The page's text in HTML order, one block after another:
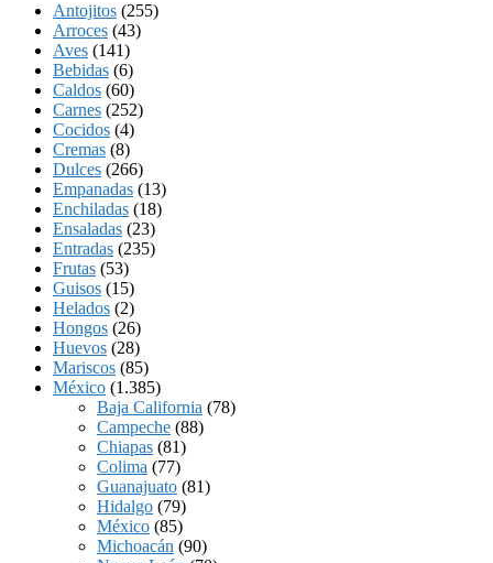
Antojitos (255)
Arroces (43)
Aves (141)
Bebidas (6)
Caldos (60)
Carnes (252)
Cocidos (4)
Cremas (8)
Dulces (266)
Empanadas (13)
Enchiladas (18)
Ensaladas (23)
Entradas (235)
Frutas (53)
Guisos (15)
Helados (2)
Hongos (26)
Huevos (28)
Mariscos (85)
México (1.385)
Baja California (78)
Campeche (88)
Chiapas (81)
Colima (77)
Guanajuato (81)
Hidalgo (79)
México (85)
Michoacán (90)